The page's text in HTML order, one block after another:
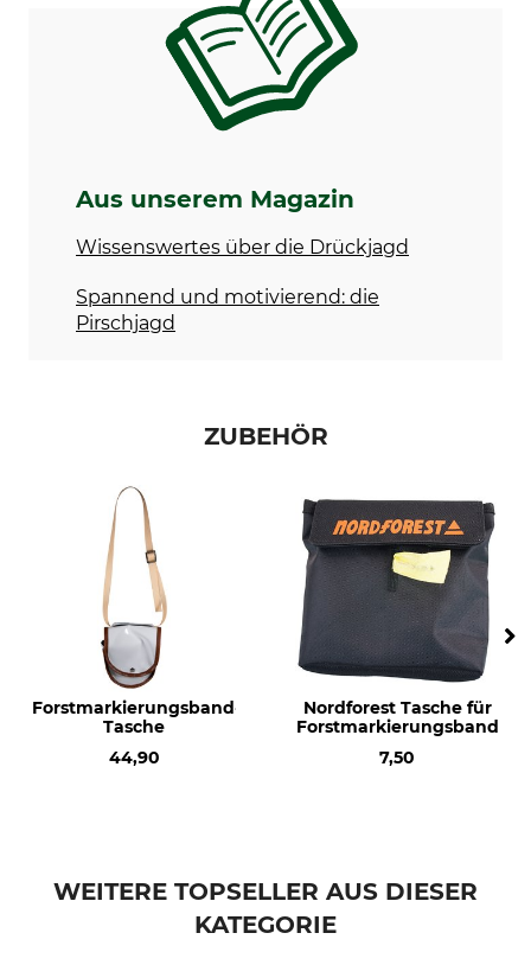
Aus unserem Magazin
Wissenswertes über die Drückjagd
Spannend und motivierend: die
Pirschjagd
ZUBEHÖR
Forstmarkierungsband-
Tasche
44,90
Nordforest Tasche für
Forstmarkierungsband
7,50
WEITERE TOPSELLER AUS DIESER
KATEGORIE